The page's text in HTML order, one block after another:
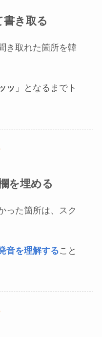
き取る
き取れた箇所を韓
ッ 」となるまでト
を埋める
った箇所は、スク
音を理解すること